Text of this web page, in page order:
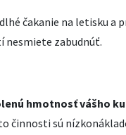
čakanie na letisku
nesmiete zabudnúť.
hmotnosť vášho
činnosti sú